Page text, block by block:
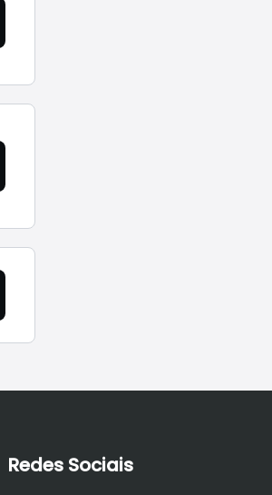
Redes Sociais